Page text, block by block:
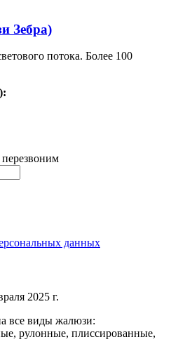
Зебра)
потока. Более 100
данных
2025 г.
все виды жалюзи:
рулонные, плиссированные,